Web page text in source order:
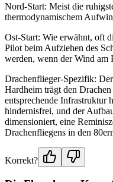
Nord-Start: Meist die
thermodynamischem
Ost-Start: Wie erwähnt, oft
Pilot beim Aufziehen des
werden, wenn der Wind am
Drachenflieger-Spezifik:
Hardheim trägt den
entsprechende Infrastruktur
hindernisfrei, und der
dimensioniert, eine
Drachenfliegens in den
Korrekt?